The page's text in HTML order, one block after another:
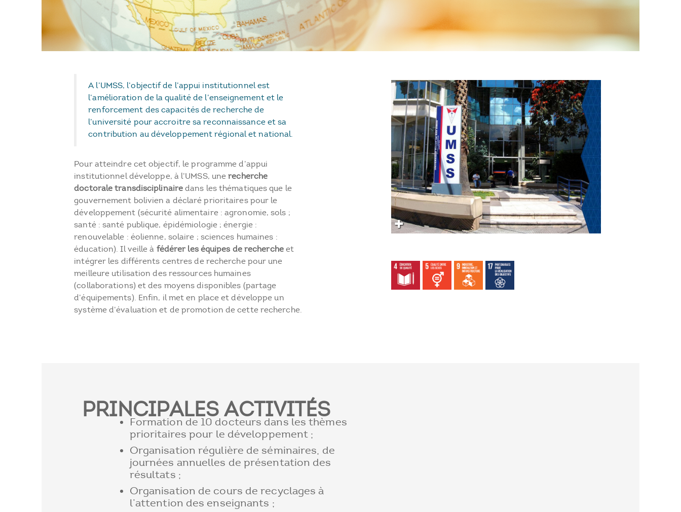
A l’UMSS, l’objectif de l’appui institutionnel est
l’amélioration de la qualité de l’enseignement et le
renforcement des capacités de recherche de
l’université pour accroitre sa reconnaissance et sa
contribution au développement régional et national.
Pour atteindre cet objectif, le programme d’appui
institutionnel développe, à l’UMSS, unerecherche
doctorale transdisciplinaire dans les thématiques que le
gouvernement bolivien a déclaré prioritaires pour le
développement (sécurité alimentaire : agronomie, sols ;
santé : santé publique, épidémiologie ; énergie :
renouvelable : éolienne, solaire ; sciences humaines :
éducation). Il veille à fédérer les équipes de recherche et
intégrer les différents centres de recherche pour une
meilleure utilisation des ressources humaines
(collaborations) et des moyens disponibles (partage
d’équipements). Enfin, il met en place et développe un
système d’évaluation et de promotion de cette recherche.
PRINCIPALES ACTIVITÉS
Formation de 10 docteurs dans les thèmes
prioritaires pour le développement ;
Organisation régulière de séminaires, de
journées annuelles de présentation des
résultats ;
Organisation de cours de recyclages à
l’attention des enseignants ;